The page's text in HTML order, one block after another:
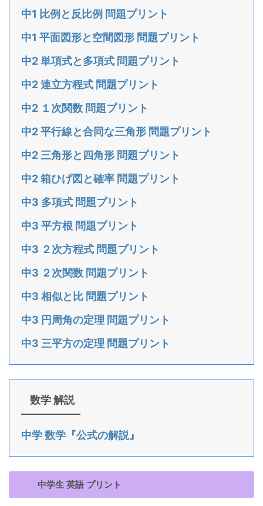
中1 比例と反比例 問題プリント
中1 平面図形と空間図形 問題プリント
中2 単項式と多項式 問題プリント
中2 連立方程式 問題プリント
中2 １次関数 問題プリント
中2 平行線と合同な三角形 問題プリント
中2 三角形と四角形 問題プリント
中2 箱ひげ図と確率 問題プリント
中3 多項式 問題プリント
中3 平方根 問題プリント
中3 ２次方程式 問題プリント
中3 ２次関数 問題プリント
中3 相似と比 問題プリント
中3 円周角の定理 問題プリント
中3 三平方の定理 問題プリント
数学 解説
中学 数学『公式の解説』
中学生 英語 プリント